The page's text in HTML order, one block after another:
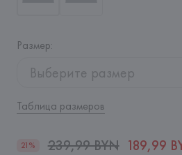
Размер:
Выберите размер
Таблица размеров
21% 239,99 BYN 189,99